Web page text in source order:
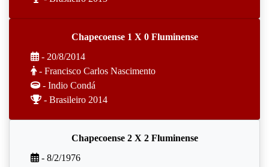
Chapecoense 1 X 0 Fluminense
- 20/8/2014
- Francisco Carlos Nascimento
- Indio Condá
- Brasileiro 2014
Chapecoense 2 X 2 Fluminense
- 8/2/1976